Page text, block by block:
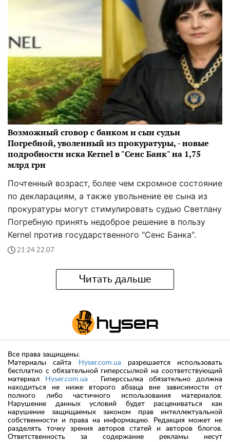
Возможный сговор с банком и сын судьи
Погребной, уволенный из прокуратуры, - новые
подробности иска Kernel в "Сенс Банк" на 1,75
млрд грн
Почтенный возраст, более чем скромное состояние
по декларациям, а также увольнение ее сына из
прокуратуры могут стимулировать судью Светлану
Погребную принять недоброе решение в пользу
Kernel против государственного "Сенс Банка".
21:24 22.07
Читать дальше
Все права защищены.
Материалы сайта
Hyser.com.ua разрешается использовать
бесплатно с обязательной гиперссылкой на соответствующий
материал
Hyser.com.ua . Гиперссылка обязательно должна
находиться не ниже второго абзаца вне зависимости от
полного либо частичного использования материалов.
Нарушение данных условий будет расцениваться как
нарушение защищаемых законом прав интеллектуальной
собственности и права на информацию. Редакция может не
разделять точку зрения авторов статей и авторов блогов.
Ответственность за содержание рекламы несут